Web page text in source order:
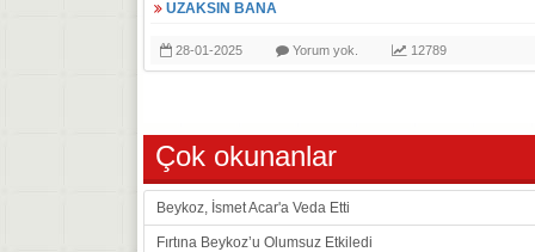
UZAKSIN BANA
28-01-2025 Yorum yok. 12789
Çok okunanlar
Beykoz, İsmet Acar'a Veda Etti
Fırtına Beykoz’u Olumsuz Etkiledi